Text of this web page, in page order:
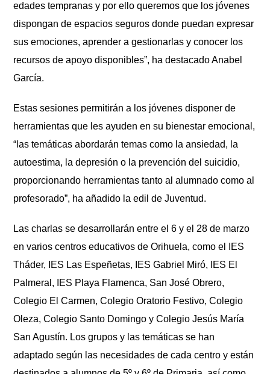
edades tempranas y por ello queremos que los jóvenes
dispongan de espacios seguros donde puedan expresar
sus emociones, aprender a gestionarlas y conocer los
recursos de apoyo disponibles”, ha destacado Anabel
García.
Estas sesiones permitirán a los jóvenes disponer de
herramientas que les ayuden en su bienestar emocional,
“las temáticas abordarán temas como la ansiedad, la
autoestima, la depresión o la prevención del suicidio,
proporcionando herramientas tanto al alumnado como al
profesorado”, ha añadido la edil de Juventud.
Las charlas se desarrollarán entre el 6 y el 28 de marzo
en varios centros educativos de Orihuela, como el IES
Tháder, IES Las Espeñetas, IES Gabriel Miró, IES El
Palmeral, IES Playa Flamenca, San JoséObrero,
Colegio El Carmen, Colegio Oratorio Festivo, Colegio
Oleza, Colegio Santo Domingo y Colegio Jesús María
San Agustín. Los grupos y las temáticas se han
adaptado según las necesidades de cada centro y están